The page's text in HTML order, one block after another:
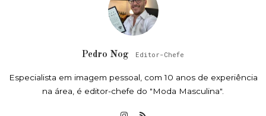
Pedro Nog Editor-Chefe
Especialista em imagem pessoal, com 10 anos de experiência
na área, é editor-chefe do "Moda Masculina".